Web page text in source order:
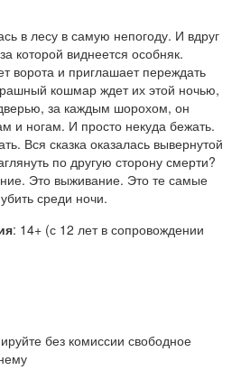
в лесу в самую непогоду. И вдруг
которой виднеется особняк.
ворота и приглашает переждать
кошмар ждет их этой ночью,
за каждым шорохом, он
и ногам. И просто некуда бежать.
Вся сказка оказалась вывернутой
по другую сторону смерти?
Это выживание. Это те самые
среди ночи.
: 14+ (с 12 лет в сопровождении
без комиссии свободное